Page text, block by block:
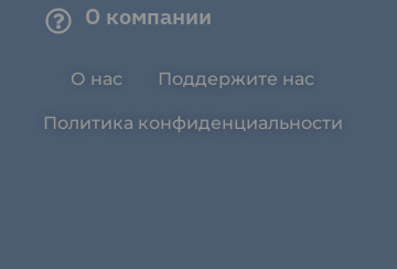
О компании
О нас Поддержите нас
Политика конфиденциальности